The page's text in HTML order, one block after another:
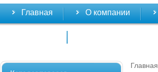
Главная О компании
Главная